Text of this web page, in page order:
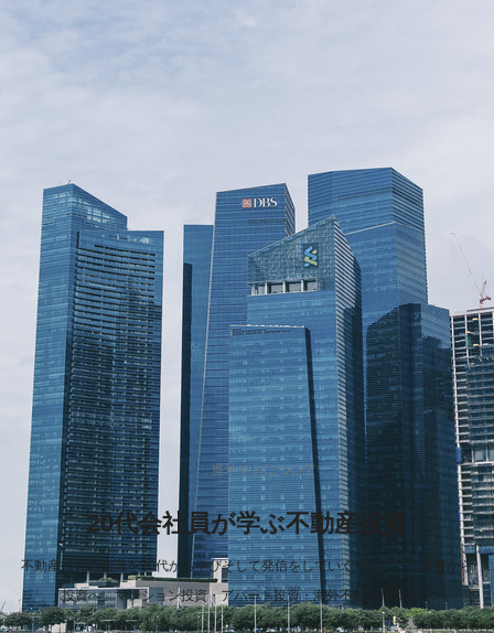
当サイトについて
20代会社員が学ぶ不動産投資
不動産投資の知識を20代から学びそして発信をしていくサイト。「貯蓄から
投資へ」マンション投資・アパート投資・海外不動産投資など